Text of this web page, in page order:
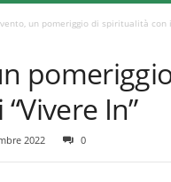
un pomeriggio di spiritualità con
In”
2022 0